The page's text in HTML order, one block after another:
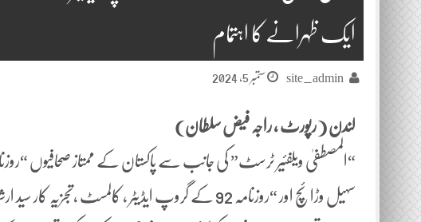
ایک ظہرانے کا اہتمام
site_admin ستمبر 5, 2024
لندن ( رپورٹ ، راجہ فیض سلطان)
“المصطفیٰ ویلفئیر ٹرسٹ” کی جانب سے پاکستان کے ممتاز صحافیوں
سہیل وڑائچ اور “روزنامہ 92 کے گروپ ایڈیٹر ، کالمسٹ